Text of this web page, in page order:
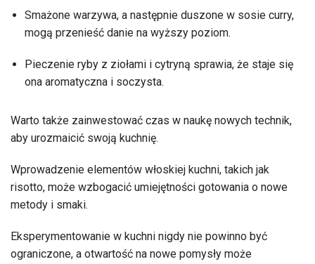
Smażone warzywa, a następnie duszone w sosie curry,
mogą przenieść danie na wyższy poziom.
Pieczenie ryby z ziołami i cytryną sprawia, że staje się
ona aromatyczna i soczysta.
Warto także zainwestować czas w naukę nowych technik,
aby urozmaicić swoją kuchnię.
Wprowadzenie elementów włoskiej kuchni, takich jak
risotto, może wzbogacić umiejętności gotowania o nowe
metody i smaki.
Eksperymentowanie w kuchni nigdy nie powinno być
ograniczone, a otwartość na nowe pomysły może